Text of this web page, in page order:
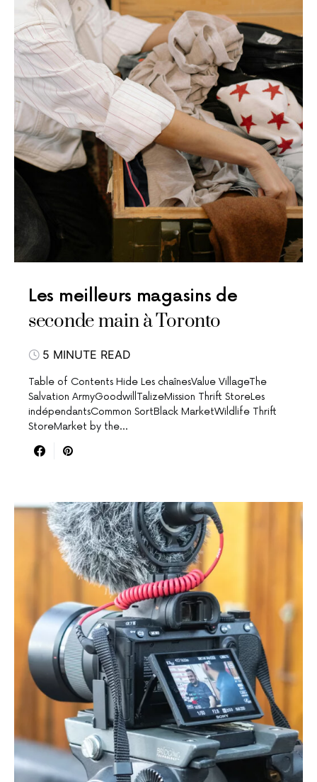
Les meilleurs magasins de
seconde main à Toronto
5 MINUTE READ
Table of Contents Hide Les chaînesValue VillageThe
Salvation ArmyGoodwillTalizeMission Thrift StoreLes
indépendantsCommon SortBlack MarketWildlife Thrift
StoreMarket by the…